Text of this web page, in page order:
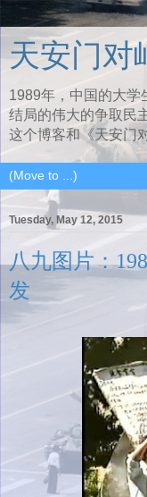
天安门对
1989年，中国的大学
结局的伟大的争取民
这个博客和《天安门
Tuesday, May 12, 2015
八九图片：
发